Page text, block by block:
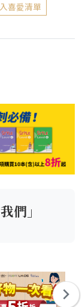
喜愛清單
們」